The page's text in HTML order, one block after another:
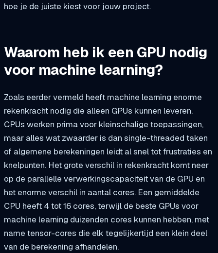
hoe je de juiste kiest voor jouw project.
Waarom heb ik een GPU nodig
voor machine learning?
Zoals eerder vermeld heeft machine learning enorme
rekenkracht nodig die alleen GPUs kunnen leveren.
CPUs werken prima voor kleinschalige toepassingen,
maar alles wat zwaarder is dan single-threaded taken
of algemene berekeningen leidt al snel tot frustraties en
knelpunten. Het grote verschil in rekenkracht komt neer
op de parallelle verwerkingscapaciteit van de GPU en
het enorme verschil in aantal cores. Een gemiddelde
CPU heeft 4 tot 16 cores, terwijl de beste GPUs voor
machine learning duizenden cores kunnen hebben, met
name tensor-cores die elk tegelijkertijd een klein deel
van de berekening afhandelen.